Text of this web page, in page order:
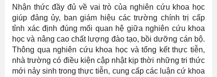
Nhận thức đầy đủ về vai trò của nghiên cứu khoa học
giúp đảng ủy, ban giám hiệu các trường chính trị cấp
tỉnh xác định đúng mối quan hệ giữa nghiên cứu khoa
học và nâng cao chất lượng đào tạo, bồi dưỡng cán bộ.
Thông qua nghiên cứu khoa học và tổng kết thực tiễn,
nhà trường có điều kiện cập nhật kịp thời những tri thức
mới nảy sinh trong thực tiễn, cung cấp các luận cứ khoa